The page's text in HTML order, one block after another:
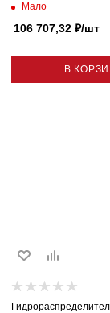
Мало
106 707,32 ₽/шт
В